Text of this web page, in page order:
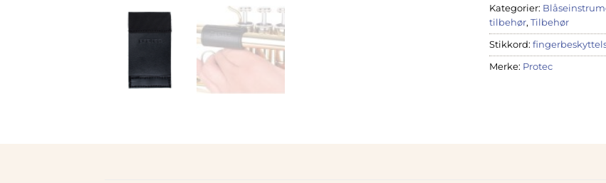
Kategorier:
tilbehør, Tilbehør
Stikkord:
Merke: Protec